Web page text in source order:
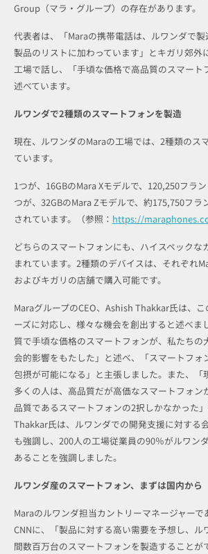
Group（マラ・グループ）の存在があります。
代表者は、「Maraの携帯電話は、ルワンダで
製品のリストに加わっています」とキガリ郊外
工場で話し、「手頃な価格で高品質のスマート
述べています。
ルワンダで2種類のスマートフォンを製造
現在、ルワンダのMaraの工場では、2種類のス
ています。
1つが、16GBのMara Xモデルで、120,250フラ
つが、32GBのMara Zモデルで、約175,750フラ
されています。（参照： https://
どちらのスマートフォンにも、ハイスペックな
まれています。2種類のデバイスは、それぞれ
およびキガリの店舗で購入可能です。
MaraグループのCEO、Ashish Thakkar氏は、
ーズに対応し、様々な機会を創出すると述べま
質で手頃な価格のスマートフォンが、私たちの
会的影響をもたした」と述べ、「スマートフォ
包摂が可能になる」と主張しました。また、「
多くの人は、高品質だが高価なスマートフォン
品質であるスマートフォンの2択しかなかった
Thakkar氏は、ルワンダでの開発支援に対する
も強調し、200人の工場従業員の90％がルワン
あることを強調しました。
ルワンダ産のスマートフォン、まずは国内から
Maraのルワンダ担当カントリーマネージャー
CNNに、「製品に対する高い需要を予想し、ル
間数百万台のスマートフォンを製造することが